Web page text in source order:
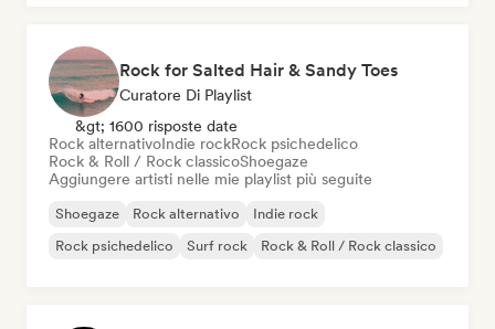
Rock for Salted Hair & Sandy Toes
Curatore Di Playlist
&gt; 1600 risposte date
Rock alternativoIndie rockRock psichedelico
Rock & Roll / Rock classicoShoegaze
Aggiungere artisti nelle mie playlist più seguite
Shoegaze Rock alternativo
Indie rock
Rock psichedelico
Surf rock Rock & Roll / Rock classico